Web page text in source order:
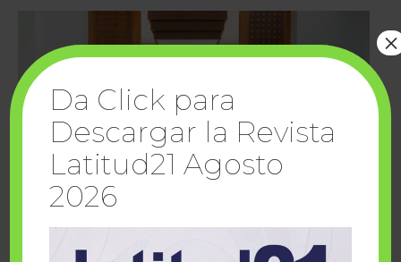
Da Click para
Descargar la Revista
Latitud21 Agosto
2026
×